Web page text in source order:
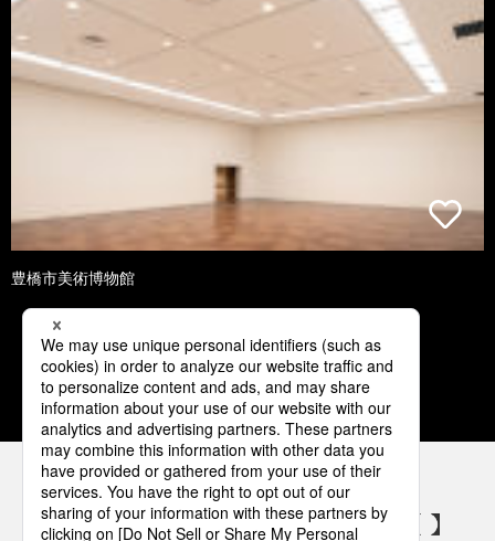
豊橋市美術博物館
1 2 3 4 5
パナソニックの電気設備 SNSアカウント